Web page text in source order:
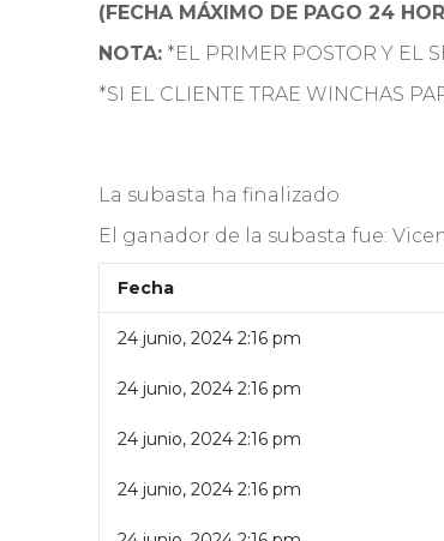
(FECHA MÁXIMO DE PAGO 24
NOTA: *EL PRIMER POSTOR Y EL
*SI EL CLIENTE TRAE WINCHAS
La subasta ha finalizado
El ganador de la subasta fue:
Fecha
24 junio, 2024 2:16 pm
24 junio, 2024 2:16 pm
24 junio, 2024 2:16 pm
24 junio, 2024 2:16 pm